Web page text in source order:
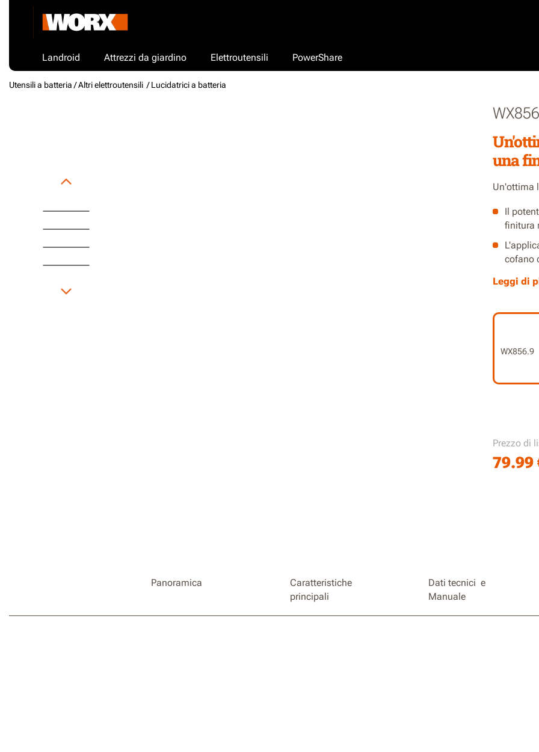
Landroid Attrezzi da giardino Elettroutensili PowerShare
Utensili a batteria /Altri elettroutensili / Lucidatrici a batteria
una
Un'ottima
Il
finitura
cofano
Leggi di
WX856.9
Prezzo di
79.99
Panoramica
Caratteristiche
principali
Dati tecnici e
Manuale